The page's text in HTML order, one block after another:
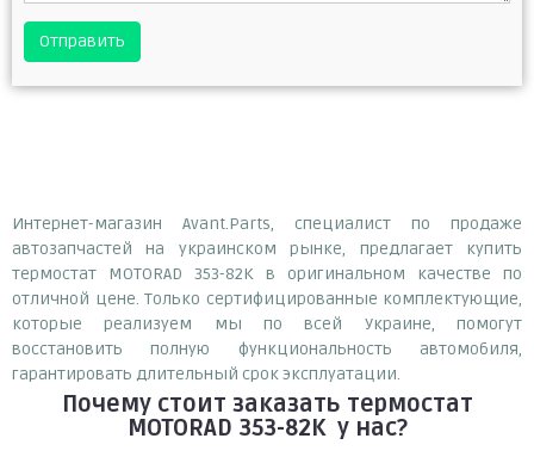
Отправить
Интернет-магазин Avant.Parts, специалист по продаже
автозапчастей на украинском рынке, предлагает купить
термостат MOTORAD 353-82K в оригинальном качестве по
отличной цене. Только сертифицированные комплектующие,
которые реализуем мы по всей Украине, помогут
восстановить полную функциональность автомобиля,
гарантировать длительный срок эксплуатации.
Почему стоит заказать термостат
MOTORAD 353-82K у нас?